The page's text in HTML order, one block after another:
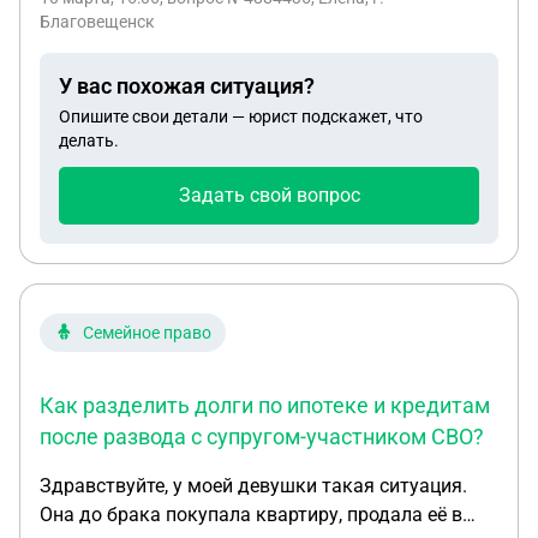
Благовещенск
У вас похожая ситуация?
Опишите свои детали — юрист подскажет, что
делать.
Задать свой вопрос
Семейное право
Как разделить долги по ипотеке и кредитам
после развода с супругом-участником СВО?
Здравствуйте, у моей девушки такая ситуация.
Она до брака покупала квартиру, продала её в